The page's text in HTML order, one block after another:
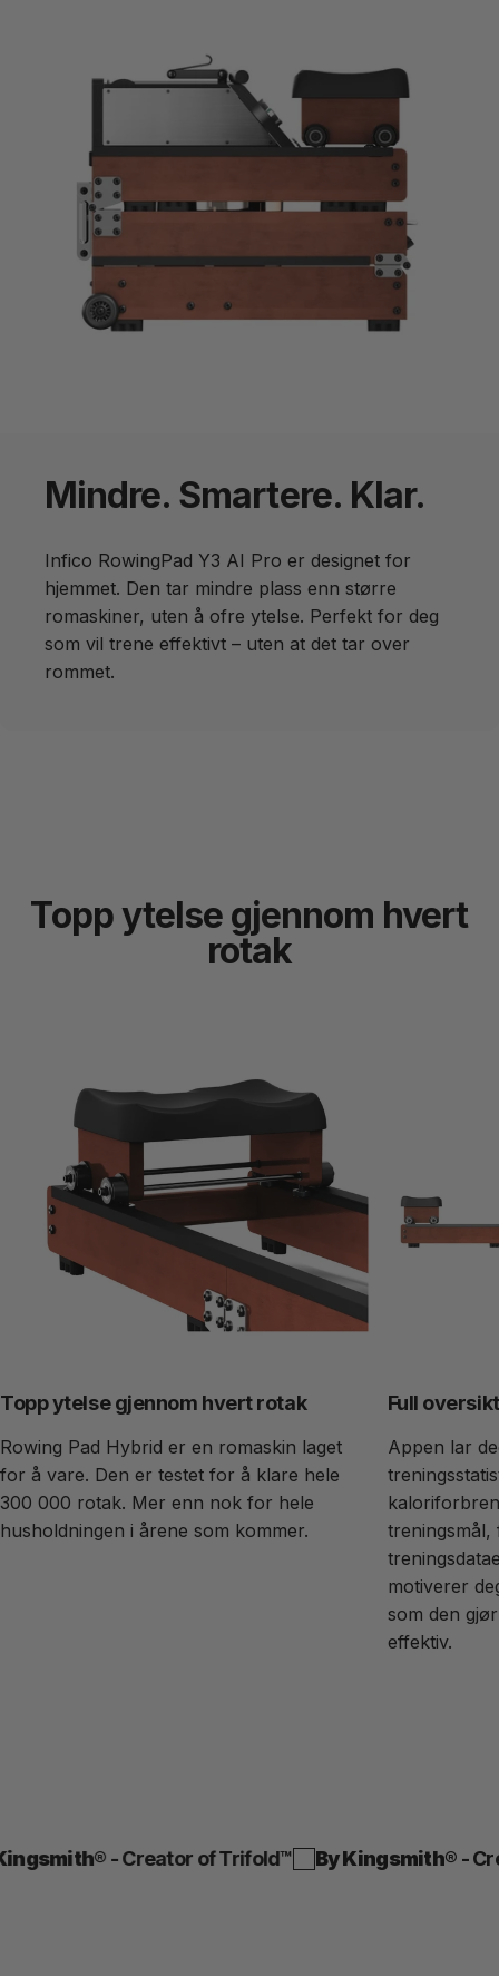
Mindre. Smartere. Klar.
Infico RowingPad Y3 AI Pro er designet for
hjemmet. Den tar mindre plass enn større
romaskiner, uten å ofre ytelse. Perfekt for deg
som vil trene effektivt – uten at det tar over
rommet.
Topp ytelse gjennom hvert
rotak
Topp ytelse gjennom hvert rotak
Rowing Pad Hybrid er en romaskin laget
for å vare. Den er testet for å klare hele
300 000 rotak. Mer enn nok for hele
husholdningen i årene som kommer.
Full
Appen lar
motiverer
som den
effektiv.
® - Creator of Trifold™ By Kingsmith® -